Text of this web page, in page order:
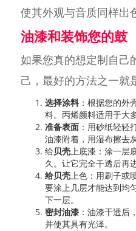
使其外观与音质同样出
油漆和装饰您的鼓
如果您真的想定制自己
己，最好的方法之一就
选择涂料：根据您的外
料。丙烯颜料适用于大
准备表面：用砂纸轻轻
油漆附着，用湿布擦去灰
给贝壳上底漆：涂一层
久。让它完全干透后再
给贝壳上色：用刷子或
要涂上几层才能达到均
下一层。
密封油漆：油漆干透后
并使其具有光泽。